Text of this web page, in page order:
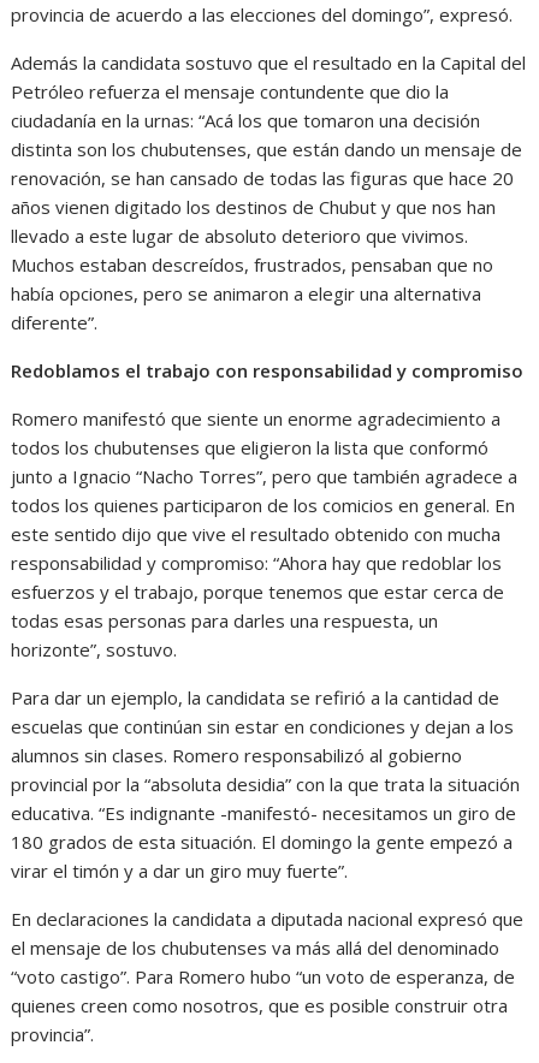
provincia de acuerdo a las elecciones del domingo”, expresó.
Además la candidata sostuvo que el resultado en la Capital del
Petróleo refuerza el mensaje contundente que dio la
ciudadanía en la urnas: “Acá los que tomaron una decisión
distinta son los chubutenses, que están dando un mensaje de
renovación, se han cansado de todas las figuras que hace 20
años vienen digitado los destinos de Chubut y que nos han
llevado a este lugar de absoluto deterioro que vivimos.
Muchos estaban descreídos, frustrados, pensaban que no
había opciones, pero se animaron a elegir una alternativa
diferente”.
Redoblamos el trabajo con responsabilidad y compromiso
Romero manifestó que siente un enorme agradecimiento a
todos los chubutenses que eligieron la lista que conformó
junto a Ignacio “Nacho Torres”, pero que también agradece a
todos los quienes participaron de los comicios en general. En
este sentido dijo que vive el resultado obtenido con mucha
responsabilidad y compromiso: “Ahora hay que redoblar los
esfuerzos y el trabajo, porque tenemos que estar cerca de
todas esas personas para darles una respuesta, un
horizonte”, sostuvo.
Para dar un ejemplo, la candidata se refirió a la cantidad de
escuelas que continúan sin estar en condiciones y dejan a los
alumnos sin clases. Romero responsabilizó al gobierno
provincial por la “absoluta desidia” con la que trata la situación
educativa. “Es indignante -manifestó- necesitamos un giro de
180 grados de esta situación. El domingo la gente empezó a
virar el timón y a dar un giro muy fuerte”.
En declaraciones la candidata a diputada nacional expresó que
el mensaje de los chubutenses va más allá del denominado
“voto castigo”. Para Romero hubo “un voto de esperanza, de
quienes creen como nosotros, que es posible construir otra
provincia”.